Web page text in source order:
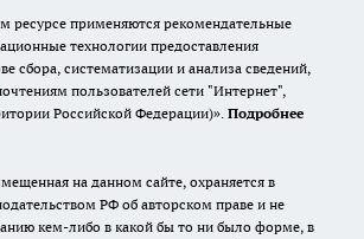
ресурсе применяются рекомендательные
технологии предоставления
сбора, систематизации и анализа сведений,
пользователей сети "Интернет",
Российской Федерации)». Подробнее
на данном сайте, охраняется в
РФ об авторском праве и не
кем-либо в какой бы то ни было форме, в